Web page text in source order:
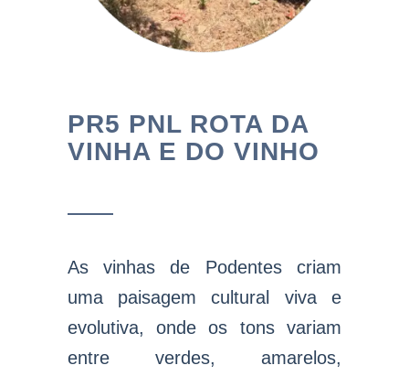
PR5 PNL ROTA DA
VINHA E DO VINHO
As vinhas de Podentes criam
uma paisagem cultural viva e
evolutiva, onde os tons variam
entre verdes, amarelos,